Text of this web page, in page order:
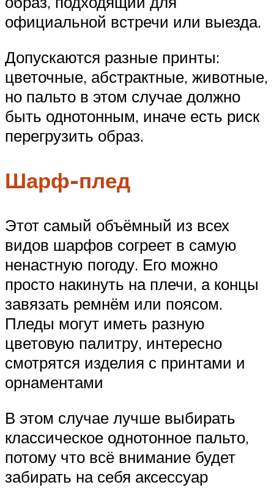
официальной встречи или выезда.
Допускаются разные принты:
цветочные, абстрактные, животные,
но пальто в этом случае должно
быть однотонным, иначе есть риск
перегрузить образ.
Шарф-плед
Этот самый объёмный из всех
видов шарфов согреет в самую
ненастную погоду. Его можно
просто накинуть на плечи, а концы
завязать ремнём или поясом.
Пледы могут иметь разную
цветовую палитру, интересно
смотрятся изделия с принтами и
орнаментами
В этом случае лучше выбирать
классическое однотонное пальто,
потому что всё внимание будет
забирать на себя аксессуар